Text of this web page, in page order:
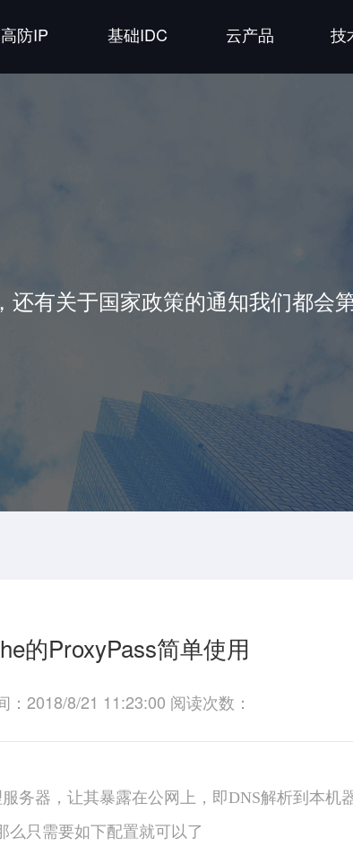
高防IP 基础IDC 云产品 技
有关于国家政策的通知我们都会
的ProxyPass简单使用
：2018/8/21 11:23:00 阅读次数：
务器，让其暴露在公网上，即DNS解析到本机
么只需要如下配置就可以了